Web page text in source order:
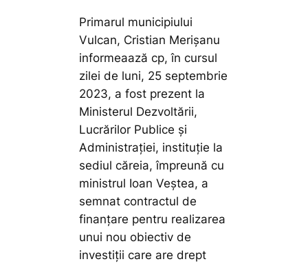
Primarul municipiului
Vulcan, Cristian Merișanu
informeaază cp, în cursul
zilei de luni, 25 septembrie
2023, a fost prezent la
Ministerul Dezvoltării,
Lucrărilor Publice și
Administrației, instituție la
sediul căreia, împreună cu
ministrul Ioan Veștea, a
semnat contractul de
finanțare pentru realizarea
unui nou obiectiv de
investiții care are drept